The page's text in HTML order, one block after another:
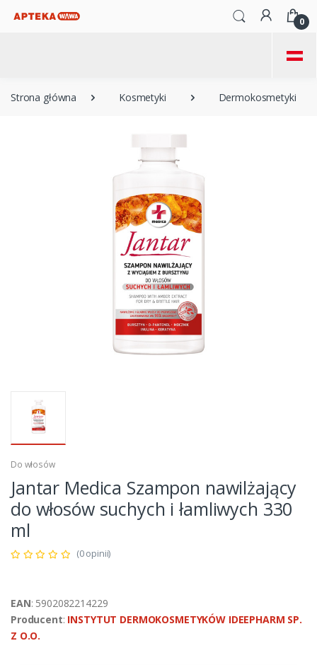
0
=
Strona główna Kosmetyki Dermokosmetyki
Do włosów
Jantar Medica Szampon nawilżający
do włosów suchych i łamliwych 330
ml
(0 opinii)
EAN: 5902082214229
Producent: INSTYTUT DERMOKOSMETYKÓW IDEEPHARM SP.
Z O.O.